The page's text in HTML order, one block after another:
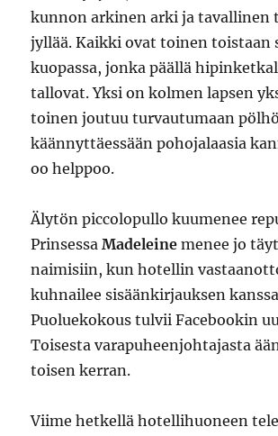
kunnon arkinen arki ja tavallinen
jyllää. Kaikki ovat toinen toistaan
kuopassa, jonka päällä
tallovat. Yksi on kolmen lapsen
toinen joutuu turvautumaan
käännyttäessään pohojalaasia
oo helppoo.
Älytön piccolopullo kuumenee
PrinsessaMadeleine menee jo
naimisiin, kun hotellin
kuhnailee sisäänkirjauksen
Puoluekokous tulvii Facebookin
Toisesta varapuheenjohtajasta
toisen kerran.
Viime hetkellä hotellihuoneen